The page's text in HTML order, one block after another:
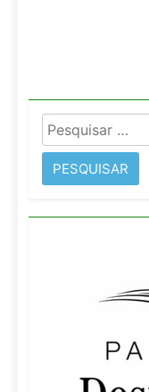
Pesquisar
por: